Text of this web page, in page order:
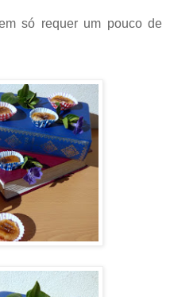
só requer um pouco de